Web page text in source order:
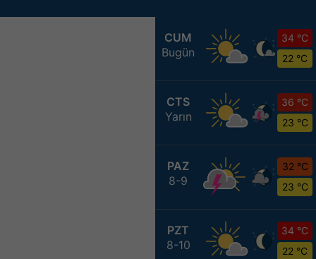
CUM
Bugün
34 °C
22 °C
CTS
Yarın
36 °C
23 °C
PAZ
8-9
32 °C
23 °C
PZT
8-10
34 °C
22 °C